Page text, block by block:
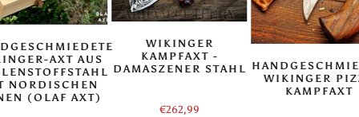
AXT AUS
NORDISCHEN
(OLAF AXT)
WIKINGER
KAMPFAXT -
DAMASZENER STAHL
€262,99
WIKINGER
KAMPFAXT